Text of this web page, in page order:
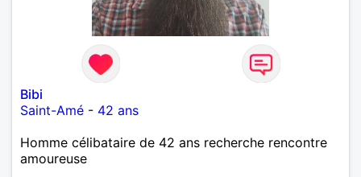
Bibi
Saint-Amé - 42 ans
Homme célibataire de 42 ans recherche rencontre
amoureuse